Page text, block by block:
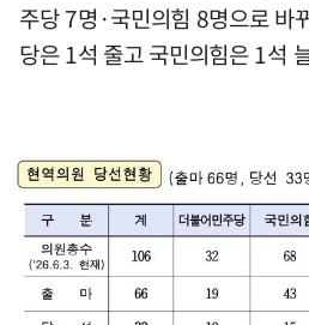
주당 7명·국민의힘 8명으로 바
당은 1석 줄고 국민의힘은 1석